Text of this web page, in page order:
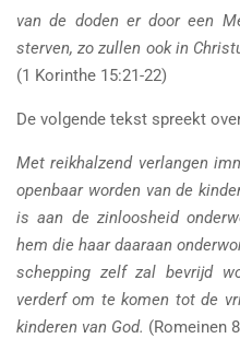
van de doden er door een
sterven, zo zullen ook in
(1 Korinthe 15:21-22)
De volgende tekst spreekt
Met reikhalzend verlangen
openbaar worden van de
is aan de zinloosheid
hem die haar daaraan
schepping zelf zal bevrijd
verderf om te komen tot de
kinderen van God. (Romeinen